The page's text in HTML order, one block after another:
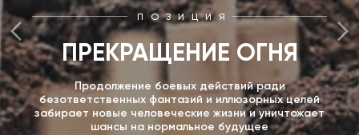
ПОЗИЦИЯ
ПРЕКРАЩЕНИЕ ОГНЯ
Продолжение боевых действий ради
безответственных фантазий и иллюзорных целей
забирает новые человеческие жизни и уничтожает
шансы на нормальное будущее